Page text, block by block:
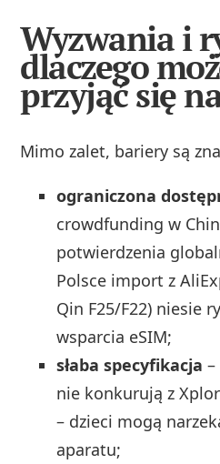
Wyzwania i
dlaczego
przyjąć się
Mimo zalet, bariery są
ograniczona
crowdfunding w
potwierdzenia
Polsce import z
Qin F25/F22) niesie
wsparcia eSIM;
słaba specyfikacja
nie konkurują z
– dzieci mogą
aparatu;